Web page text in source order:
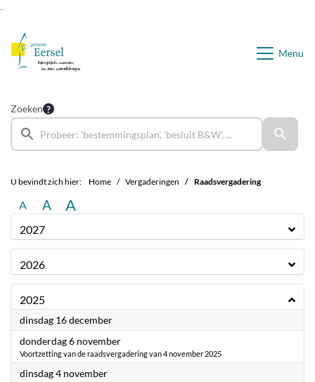
Menu
Zoeken
U bevindt zich hier: Home Vergaderingen Raadsvergadering
A A A
2027
2026
2025
dinsdag 16 december2025
donderdag 6 november2025
Voortzetting van de raadsvergadering van 4 november 2025
dinsdag 4 november2025